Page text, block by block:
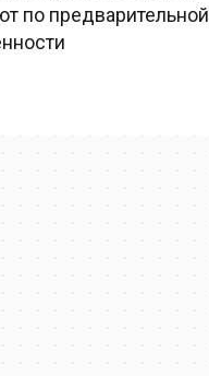
по предварительной